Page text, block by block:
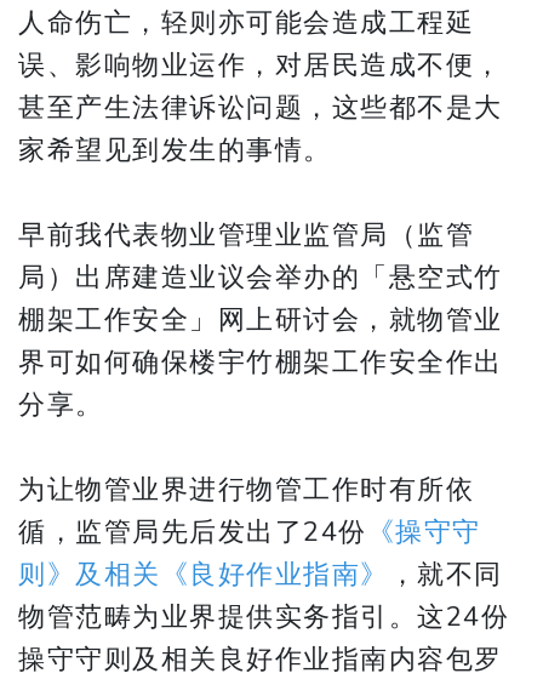
人命伤亡，轻则亦可能会造成工程延
误、影响物业运作，对居民造成不便，
甚至产生法律诉讼问题，这些都不是大
家希望见到发生的事情。
早前我代表物业管理业监管局（监管
局）出席建造业议会举办的「悬空式竹
棚架工作安全」网上研讨会，就物管业
界可如何确保楼宇竹棚架工作安全作出
分享。
为让物管业界进行物管工作时有所依
循，监管局先后发出了24份 《操守守
则》及相关《良好作业指南》
，就不同
物管范畴为业界提供实务指引。这24份
操守守则及相关良好作业指南内容包罗